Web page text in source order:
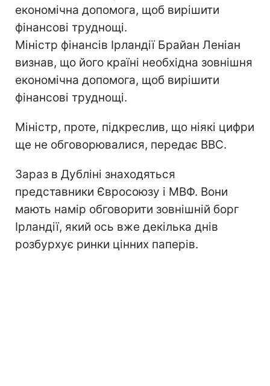
економічна допомога, щоб вирішити
фінансові труднощі.
Міністр фінансів Ірландії Брайан Леніан
визнав, що його країні необхідна зовнішня
економічна допомога, щоб вирішити
фінансові труднощі.
Міністр, проте, підкреслив, що ніякі цифри
ще не обговорювалися, передає ВВС.
Зараз в Дубліні знаходяться
представники Євросоюзу і МВФ. Вони
мають намір обговорити зовнішній борг
Ірландії, який ось вже декілька днів
розбурхує ринки цінних паперів.